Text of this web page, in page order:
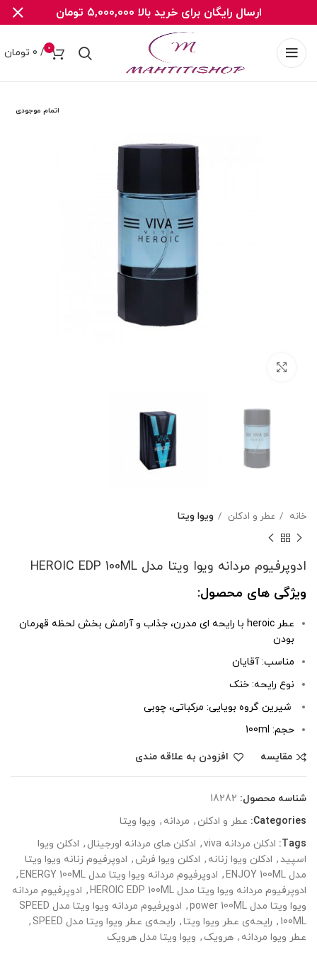
0
/
0 تومان
اتمام موجودی
خانه عطر و ادکلن ویوا ویتا
ادوپرفیوم مردانه ویوا ویتا مدل HEROIC EDP 100ML
ویژگی های محصول:
عطر heroic با رایحه ای مدرن، جذاب و آرامش بخش لحظه قهرمان
بودن
مناسب: آقایان
نوع رایحه: خنک
شیرین گروه بویایی: مرکباتی، چوبی
حجم: 100ml
مقایسه
افزودن به علاقه مندی
شناسه محصول: 18282
Categories: عطر و ادکلن , مردانه , ویوا ویتا
Tags: ادکلن مردانه viva , ادکلن های مردانه اورجینال , ادکلن ویوا
اسپید, ادکلن ویوا زنانه , ادکلن ویوا فرش , ادوپرفیوم زنانه ویوا ویتا
مدل ENJOY 100ML
, ادوپرفیوم مردانه ویوا ویتا مدل ENERGY 100ML
,
ادوپرفیوم مردانه ویوا ویتا مدل HEROIC EDP 100ML
, ادوپرفیوم مردانه
ویوا ویتا مدل power 100ML
,
ادوپرفیوم مردانه ویوا ویتا مدل SPEED
100ML
, رایحه‌ی عطر ویوا ویتا, رایحه‌ی عطر ویوا ویتا مدل SPEED
,
عطر ویوا مردانه , هرویک , ویوا ویتا مدل هرویک
ارسال رایگان برای خرید بالا 5,000,000 تومان